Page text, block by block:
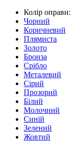
Колір оправи:
Чорний
Коричневий
Плямиста
Золото
Бронза
Срібло
Металевий
Сірий
Прозорий
Білий
Молочний
Синій
Зелений
Жовтий